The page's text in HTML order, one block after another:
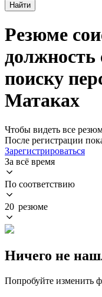
Найти
Резюме
должность
поиску
Матаках
Чтобы видеть все
После регистрации
Зарегистрироваться
За всё время
По соответствию
20 резюме
Ничего не
Попробуйте изменить